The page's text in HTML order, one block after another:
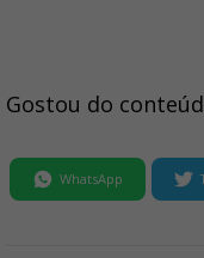
Gostou do
WhatsApp